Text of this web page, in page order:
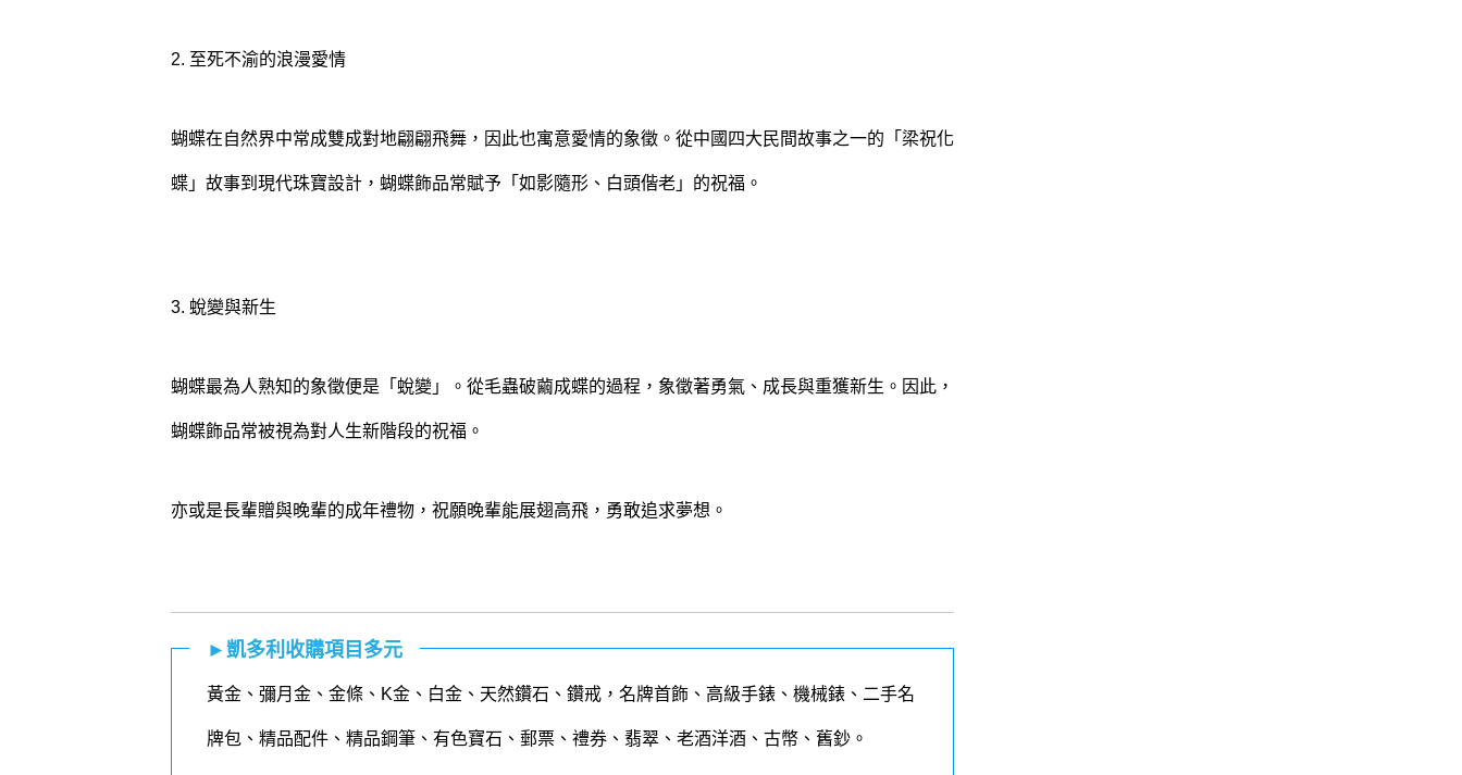
2. 至死不渝的浪漫愛情
蝴蝶在自然界中常成雙成對地翩翩飛舞，因此也寓意愛情的象徵。從中國四大民間故事之一的「梁祝化
蝶」故事到現代珠寶設計，蝴蝶飾品常賦予「如影隨形、白頭偕老」的祝福。
3. 蛻變與新生
蝴蝶最為人熟知的象徵便是「蛻變」。從毛蟲破繭成蝶的過程，象徵著勇氣、成長與重獲新生。因此，
蝴蝶飾品常被視為對人生新階段的祝福。
亦或是長輩贈與晚輩的成年禮物，祝願晚輩能展翅高飛，勇敢追求夢想。
►凱多利收購項目多元
黃金 、 彌月金 、 金條 、K金、白金、天然鑽石、鑽戒，名牌首飾、高級手錶、機械錶、二手名
牌包、精品配件、精品鋼筆、有色寶石、郵票、禮券、翡翠、老酒洋酒、古幣、舊鈔。